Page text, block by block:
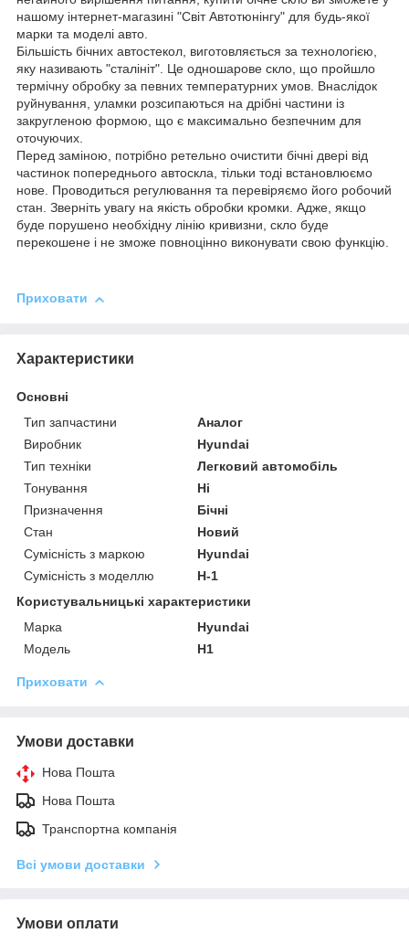
нашому інтернет-магазині "Світ Автотюнінгу" для будь-якої
марки та моделі авто.
Більшість бічних автостекол, виготовляється за технологією,
яку називають "сталініт". Це одношарове скло, що пройшло
термічну обробку за певних температурних умов. Внаслідок
руйнування, уламки розсипаються на дрібні частини із
закругленою формою, що є максимально безпечним для
оточуючих.
Перед заміною, потрібно ретельно очистити бічні двері від
частинок попереднього автоскла, тільки тоді встановлюємо
нове. Проводиться регулювання та перевіряємо його робочий
стан. Зверніть увагу на якість обробки кромки. Адже, якщо
буде порушено необхідну лінію кривизни, скло буде
перекошене і не зможе повноцінно виконувати свою функцію.
Приховати
Характеристики
Основні
Тип запчастини
Аналог
Виробник
Hyundai
Тип техніки
Легковий автомобіль
Тонування
Ні
Призначення
Бічні
Стан
Новий
Сумісність з маркою
Hyundai
Сумісність з моделлю
H-1
Користувальницькі характеристики
Марка
Hyundai
Модель
H1
Приховати
Умови доставки
Нова Пошта
Нова Пошта
Транспортна компанія
Всі умови доставки
Умови оплати